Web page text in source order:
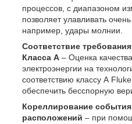
процессов, с диапазоном
позволяет улавливать
например, удары молнии.
Соответствие
Класса A – Оценка
электроэнергии на
соответствию классу А
обеспечить бесспорную
Кореллирование
расположений – при